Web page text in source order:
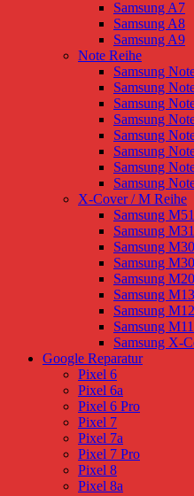
Samsung A7
Samsung A8
Samsung A9
Note Reihe
Samsung
Samsung
Samsung
Samsung
Samsung
Samsung
Samsung
Samsung
X-Cover / M Reihe
Samsung M51
Samsung
Samsung
Samsung M30
Samsung M20
Samsung M13
Samsung M12
Samsung M11
Samsung X-
Google Reparatur
Pixel 6
Pixel 6a
Pixel 6 Pro
Pixel 7
Pixel 7a
Pixel 7 Pro
Pixel 8
Pixel 8a